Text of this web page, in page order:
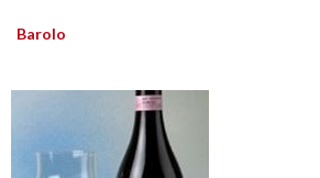
Barolo